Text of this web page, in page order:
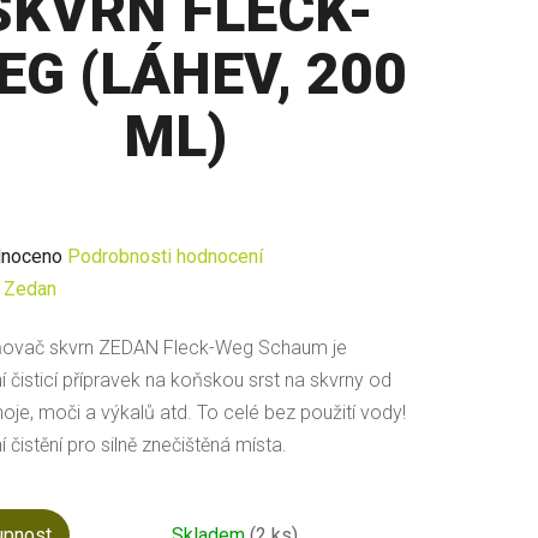
(LÁHEV, 200
ML)
Podrobnosti hodnocení
Zedan
skvrn ZEDAN Fleck-Weg Schaum je
čisticí přípravek na koňskou srst na skvrny od
moči a výkalů atd. To celé bez použití vody!
čistění pro silně znečištěná místa.